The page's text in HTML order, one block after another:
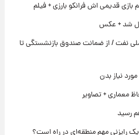
قدیمی اش فرانکو بارزی + فیلم
شد + عکس
/ از ضمانت صندوق بازنشستگی تا
نیاز بدن
معماری + تصاویر
رسید
رایزنی مهم منطقه‌ای در راه است؟